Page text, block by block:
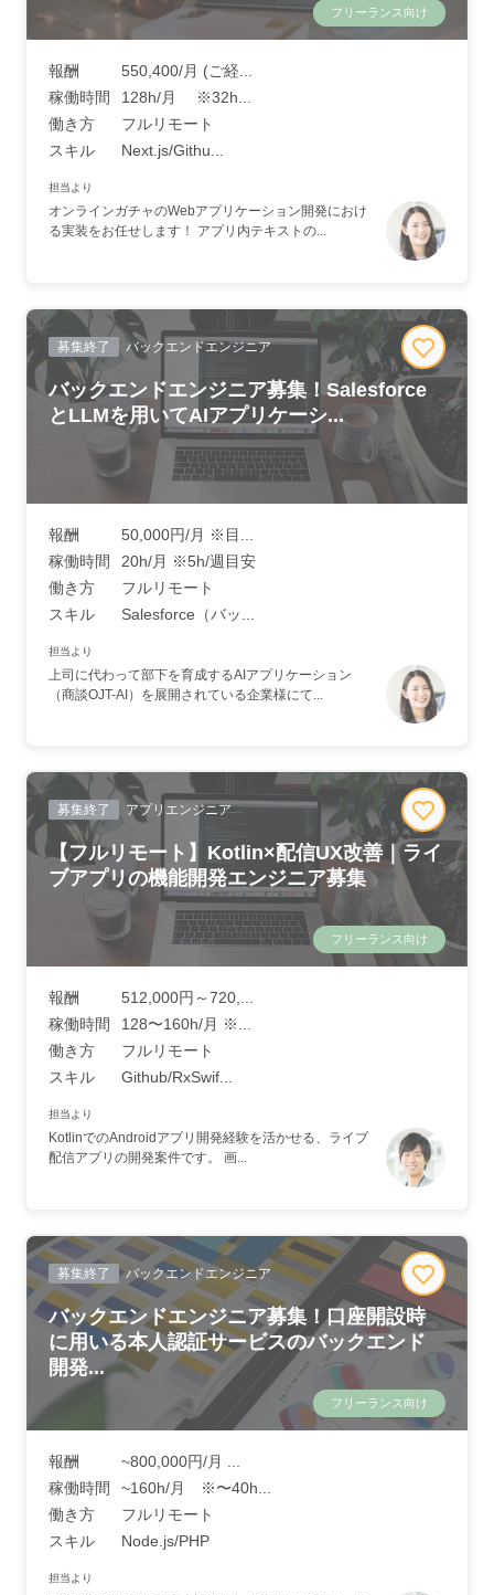
フリーランス向け
報酬
550,400/月 (ご経...
稼働時間
128h/月 ※32h...
働き方
フルリモート
スキル
Next.js/Githu...
担当より
オンラインガチャのWebアプリケーション開発におけ
る実装をお任せします！ アプリ内テキストの...
募集終了 バックエンドエンジニア
バックエンドエンジニア募集！Salesforce
とLLMを用いてAIアプリケーシ...
報酬
50,000円/月 ※目...
稼働時間
20h/月 ※5h/週目安
働き方
フルリモート
スキル
Salesforce（バッ...
担当より
上司に代わって部下を育成するAIアプリケーション
（商談OJT-AI）を展開されている企業様にて...
募集終了 アプリエンジニア
【フルリモート】Kotlin×配信UX改善｜ライ
ブアプリの機能開発エンジニア募集
フリーランス向け
報酬
512,000円～720,...
稼働時間
128〜160h/月 ※...
働き方
フルリモート
スキル
Github/RxSwif...
担当より
KotlinでのAndroidアプリ開発経験を活かせる、ライブ
配信アプリの開発案件です。 画...
募集終了 バックエンドエンジニア
バックエンドエンジニア募集！口座開設時
に用いる本人認証サービスのバックエンド
開発...
フリーランス向け
報酬
~800,000円/月 ...
稼働時間
~160h/月 ※〜40h...
働き方
フルリモート
スキル
Node.js/PHP
担当より